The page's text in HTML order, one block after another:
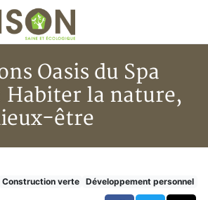
Oasis du Spa
Habiter la nature,
être
Oasis du Spa
Construction verte
Développement personnel